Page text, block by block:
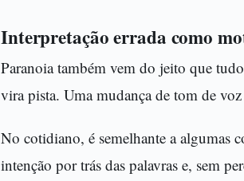
Interpretação errada como
Paranoia também vem do jeito que
vira pista. Uma mudança de tom de
No cotidiano, é semelhante a algumas
intenção por trás das palavras e, sem